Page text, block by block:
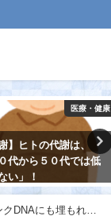
医療・健康
】ヒトの代謝は、
０代から５０代では低
い」！
DNAにも埋もれて